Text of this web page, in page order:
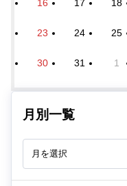
16 17 18
23 24 25
30 31 1
月別一覧